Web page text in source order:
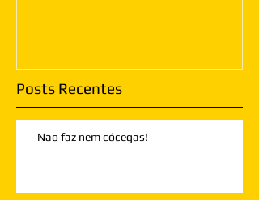
Posts Recentes
Não faz nem cócegas!